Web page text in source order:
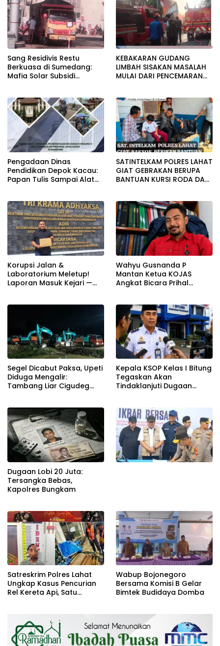
Sang Residivis Restu
Berkuasa di Sumedang:
Mafia Solar Subsidi
Bungkam
KEBAKARAN GUDANG
LIMBAH SISAKAN MASALAH
MULAI DARI PENCEMARAN
IZIN LINGKUNGAN
Pengadaan Dinas
Pendidikan Depok Kacau:
Papan Tulis Sampai Alat
Disembunyikan!
SATINTELKAM POLRES LAHAT
GIAT GEBRAKAN BERUPA
BANTUAN KURSI RODA DAN
Korupsi Jalan &
Laboratorium Meletup!
Laporan Masuk Kejari —
Wahyu Gusnanda P
Mantan Ketua KOJAS
Angkat Bicara Prihal
Segel Dicabut Paksa, Upeti
Diduga Mengalir:
Tambang Liar Cigudeg
Kepala KSOP Kelas I Bitung
Tegaskan Akan
Tindaklanjuti Dugaan
Masyarakat
Dugaan Lobi 20 Juta:
Tersangka Bebas,
Kapolres Bungkam
Satreskrim Polres Lahat
Ungkap Kasus Pencurian
Rel Kereta Api, Satu
Wabup Bojonegoro
Bersama Komisi B Gelar
Bimtek Budidaya Domba